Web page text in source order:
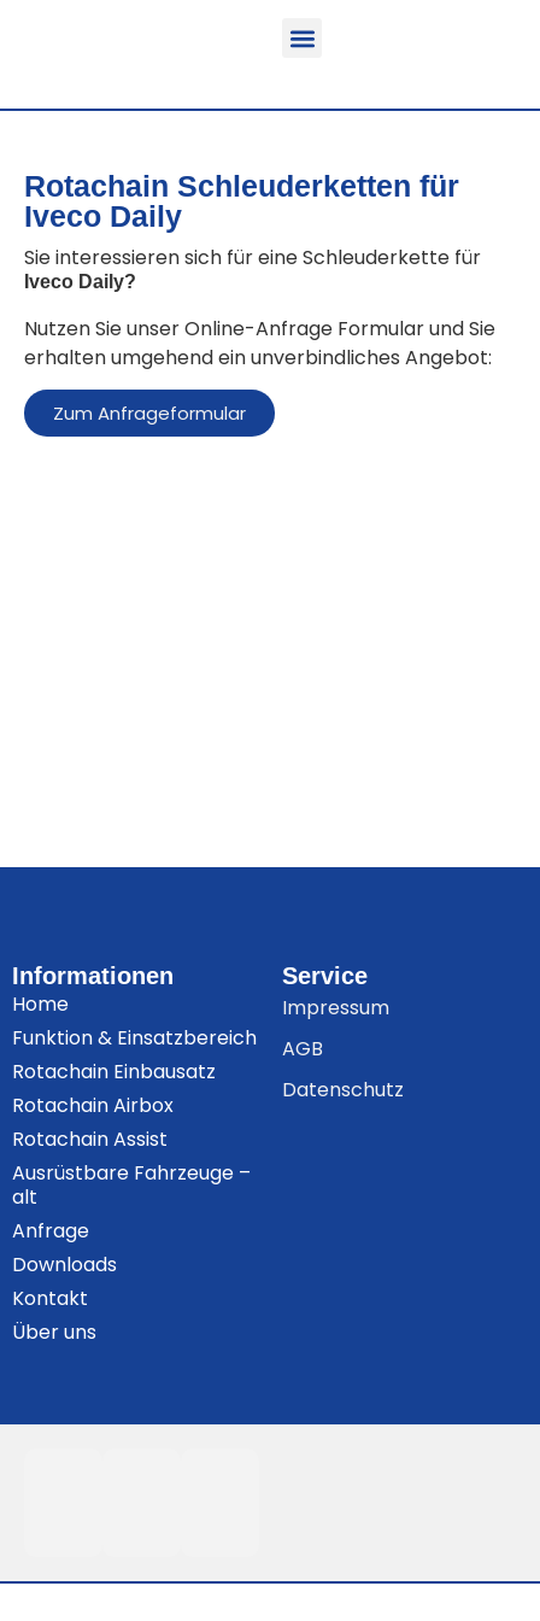
Rotachain Schleuderketten für
Iveco Daily
Sie interessieren sich für eine Schleuderkette für
Iveco Daily?
Nutzen Sie unser Online-Anfrage Formular und Sie
erhalten umgehend ein unverbindliches Angebot:
Zum Anfrageformular
Informationen
Home
Funktion & Einsatzbereich
Rotachain Einbausatz
Rotachain Airbox
Rotachain Assist
Ausrüstbare Fahrzeuge –
alt
Anfrage
Downloads
Kontakt
Über uns
Service
Impressum
AGB
Datenschutz